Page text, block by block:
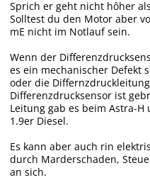
Sprich er geht nicht hôher
Solltest du den Motor aber
mE nicht im Notlauf sein.
Wenn der
es ein mechanischer Defekt
oder die Differnzdruckleitung
Differenzdrucksensor ist
Leitung gab es beim Astra-
1.9er Diesel.
Es kann aber auch rin
durch Marderschaden,
an sich.